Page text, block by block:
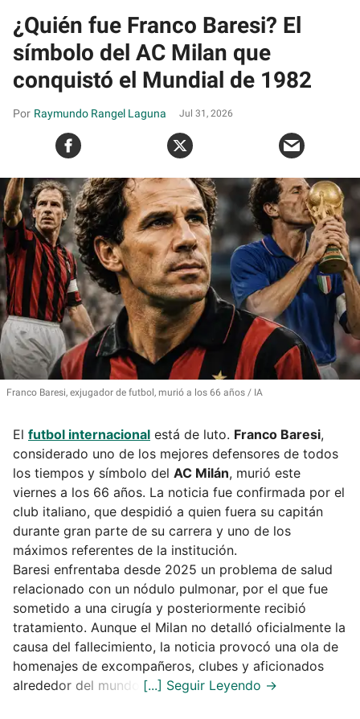
¿Quién fue Franco Baresi? El
símbolo del AC Milan que
conquistó el Mundial de 1982
Raymundo Rangel Laguna Jul 31, 2026
Franco Baresi, exjugador de futbol, murió a los 66 años IA
El futbol internacional está de luto. Franco Baresi,
considerado uno de los mejores defensores de todos
los tiempos y símbolo del AC Milán, murió este
viernes a los 66 años. La noticia fue confirmada por el
club italiano, que despidió a quien fuera su capitán
durante gran parte de su carrera y uno de los
máximos referentes de la institución.
Baresi enfrentaba desde 2025 un problema de salud
relacionado con un nódulo pulmonar, por el que fue
sometido a una cirugía y posteriormente recibió
tratamiento. Aunque el Milan no detalló oficialmente la
causa del fallecimiento, la noticia provocó una ola de
homenajes de excompañeros, clubes y aficionados
alrededor del mundo.